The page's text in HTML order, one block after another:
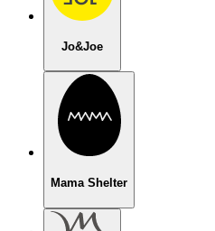
Jo&Joe
Mama Shelter